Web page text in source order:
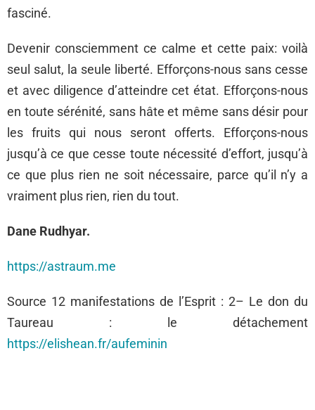
fasciné.
Devenir consciemment ce calme et cette paix: voilà
seul salut, la seule liberté. Efforçons-nous sans cesse
et avec diligence d’atteindre cet état. Efforçons-nous
en toute sérénité, sans hâte et même sans désir pour
les fruits qui nous seront offerts. Efforçons-nous
jusqu’à ce que cesse toute nécessité d’effort, jusqu’à
ce que plus rien ne soit nécessaire, parce qu’il n’y a
vraiment plus rien, rien du tout.
Dane Rudhyar.
https://astraum.me
Source 12 manifestations de l’Esprit : 2– Le don du
Taureau : le détachement
https://elishean.fr/aufeminin